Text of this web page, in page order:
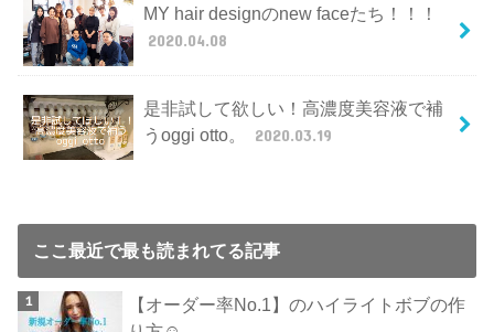
MY hair designのnew faceたち！！！
2020.04.08
是非試して欲しい！高濃度美容液で補
うoggi otto。
2020.03.19
ここ最近で最も読まれてる記事
【オーダー率No.1】のハイライトボブの作